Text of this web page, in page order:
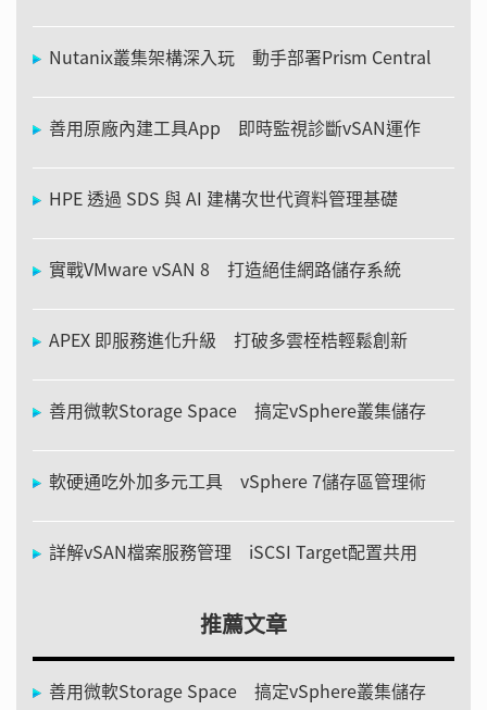
Nutanix叢集架構深入玩 動手部署Prism Central
善用原廠內建工具App 即時監視診斷vSAN運作
HPE 透過 SDS 與 AI 建構次世代資料管理基礎
實戰VMware vSAN 8 打造絕佳網路儲存系統
APEX 即服務進化升級 打破多雲桎梏輕鬆創新
善用微軟Storage Space 搞定vSphere叢集儲存
軟硬通吃外加多元工具 vSphere 7儲存區管理術
詳解vSAN檔案服務管理 iSCSI Target配置共用
推薦文章
善用微軟Storage Space 搞定vSphere叢集儲存